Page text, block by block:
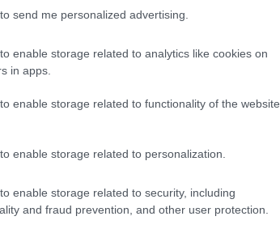
send me personalized advertising.
enable storage related to analytics like cookies on
in apps.
enable storage related to functionality of the website
enable storage related to personalization.
enable storage related to security, including
and fraud prevention, and other user protection.
ηγυναίκαείχε κάποιο συνεργό
άνδρα στοοικόπεδοτης